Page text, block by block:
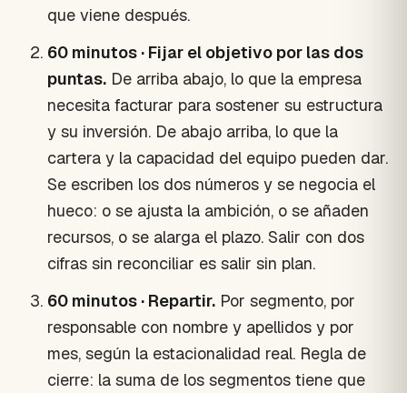
que viene después.
60 minutos · Fijar el objetivo por las dos
puntas. De arriba abajo, lo que la empresa
necesita facturar para sostener su estructura
y su inversión. De abajo arriba, lo que la
cartera y la capacidad del equipo pueden dar.
Se escriben los dos números y se negocia el
hueco: o se ajusta la ambición, o se añaden
recursos, o se alarga el plazo. Salir con dos
cifras sin reconciliar es salir sin plan.
60 minutos · Repartir. Por segmento, por
responsable con nombre y apellidos y por
mes, según la estacionalidad real. Regla de
cierre: la suma de los segmentos tiene que